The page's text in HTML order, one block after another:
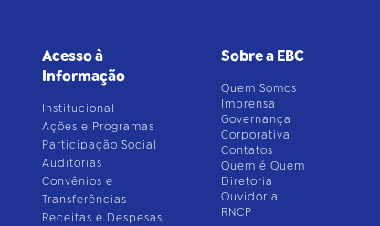
Acesso à
Informação
Institucional
Ações e Programas
Participação Social
Auditorias
Convênios e
Transferências
Receitas e Despesas
Sobre a EBC
Quem Somos
Imprensa
Governança
Corporativa
Contatos
Quem é Quem
Diretoria
Ouvidoria
RNCP